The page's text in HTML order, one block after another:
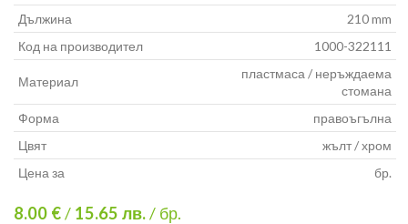
Дължина
210 mm
Код на производител
1000-322111
Материал
пластмаса / неръждаема
стомана
Форма
правоъгълна
Цвят
жълт / хром
Цена за
бр.
8.00 €/ 15.65 лв./ бр.